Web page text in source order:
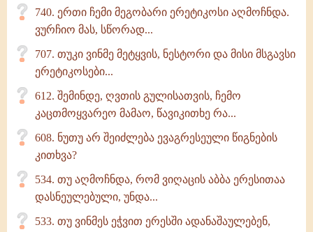
740. ერთი ჩემი მეგობარი ერეტიკოსი აღმოჩნდა.
ვურჩიო მას, სწორად...
707. თუკი ვინმე მეტყვის, ნესტორი და მისი მსგავსი
ერეტიკოსები...
612. შემინდე, ღვთის გულისათვის, ჩემო
კაცთმოყვარეო მამაო, წავიკითხე რა...
608. ნუთუ არ შეიძლება ევაგრესეული წიგნების
კითხვა?
534. თუ აღმოჩნდა, რომ ვიღაცის აბბა ერესითაა
დასნეულებული, უნდა...
533. თუ ვინმეს ეჭვით ერესში ადანაშაულებენ,